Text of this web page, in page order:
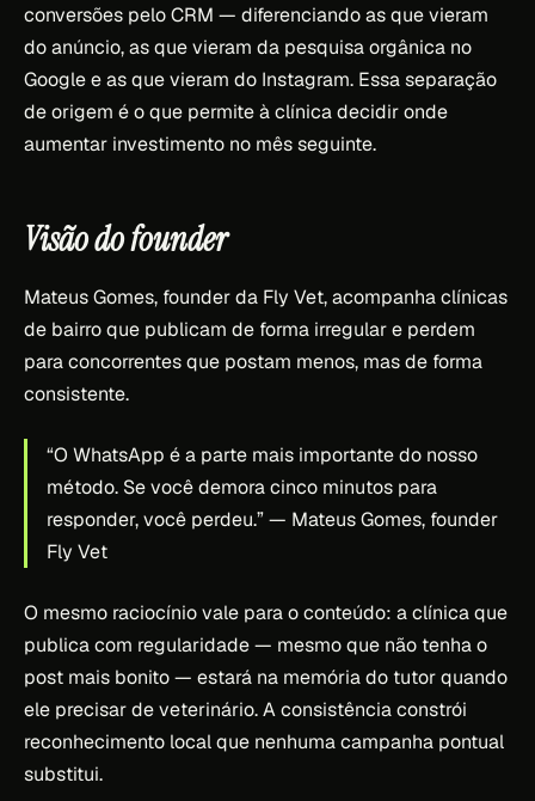
conversões pelo CRM — diferenciando as que vieram
do anúncio, as que vieram da pesquisa orgânica no
Google e as que vieram do Instagram. Essa separação
de origem é o que permite à clínica decidir onde
aumentar investimento no mês seguinte.
Visão do founder
Mateus Gomes, founder da Fly Vet, acompanha clínicas
de bairro que publicam de forma irregular e perdem
para concorrentes que postam menos, mas de forma
consistente.
“O WhatsApp é a parte mais importante do nosso
método. Se você demora cinco minutos para
responder, você perdeu.”— Mateus Gomes, founder
Fly Vet
O mesmo raciocínio vale para o conteúdo: a clínica que
publica com regularidade — mesmo que não tenha o
post mais bonito — estará na memória do tutor quando
ele precisar de veterinário. A consistência constrói
reconhecimento local que nenhuma campanha pontual
substitui.